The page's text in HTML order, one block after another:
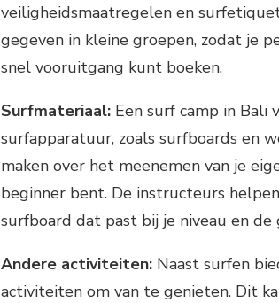
veiligheidsmaatregelen en
gegeven in kleine groepen, zodat je
snel vooruitgang kunt boeken.
Surfmateriaal: Een surf camp in Bali
surfapparatuur, zoals surfboards en
maken over het meenemen van je
beginner bent. De instructeurs
surfboard dat past bij je niveau en
Andere activiteiten: Naast surfen
activiteiten om van te genieten. Dit